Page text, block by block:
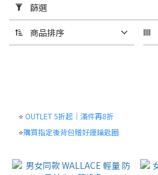
用
篩
選
(0/20)
M(95)
(65)
(57)
篩選
商品排序
⭐OUTLET 5折起｜滿件再8折
⭐購買指定後背包贈好運鑰匙圈